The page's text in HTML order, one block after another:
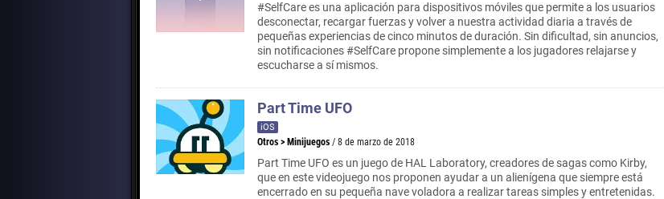
#SelfCare es una aplicación para dispositivos móviles que permite a los usuarios
desconectar, recargar fuerzas y volver a nuestra actividad diaria a través de
pequeñas experiencias de cinco minutos de duración. Sin dificultad, sin anuncios,
sin notificaciones #SelfCare propone simplemente a los jugadores relajarse y
escucharse a sí mismos.
Part Time UFO
iOS
Otros > Minijuegos / 8 de marzo de 2018
Part Time UFO es un juego de HAL Laboratory, creadores de sagas como Kirby,
que en este videojuego nos proponen ayudar a un alienígena que siempre está
encerrado en su pequeña nave voladora a realizar tareas simples y entretenidas.